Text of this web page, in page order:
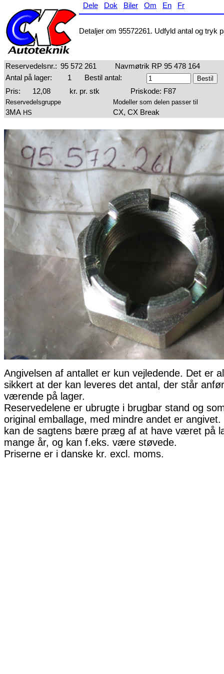
Dele Dok Biler Om En Fr
Detaljer om 95572261. Udfyld antal og tryk
Reservedelsnr.: 95 572 261
Navmøtrik RP 95 478 164
Antal på lager:
1
Bestil antal:
Pris:
12,08 kr. pr. stk Priskode: F87
Reservedelsgruppe Modeller som delen passer til
3MA HS CX, CX Break
Angivelsen af antallet er kun vejledende. Det er
sikkert at der kan leveres det antal, der står
værende på lager.
Reservedelene er ubrugte i brugbar stand og
original emballage, med mindre andet er angivet.
kan de sagtens bære præg af at have været på
mange år, og kan f.eks. være støvede.
Priserne er i danske kr. excl. moms.